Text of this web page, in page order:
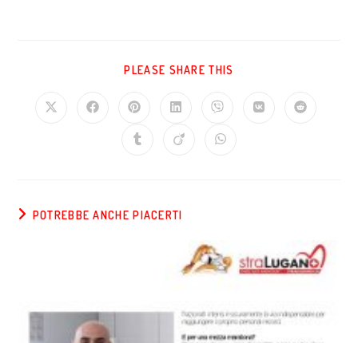
PLEASE SHARE THIS
POTREBBE ANCHE PIACERTI